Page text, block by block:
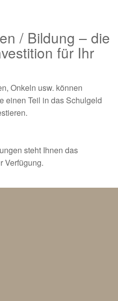
/ Bildung – die
für Ihr
Onkeln usw. können
einen Teil in das Schulgeld
steht Ihnen das
Verfügung.